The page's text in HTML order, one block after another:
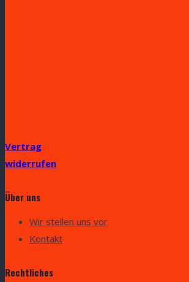
Vertrag
widerrufen
Über uns
Wir stellen uns vor
Kontakt
Rechtliches